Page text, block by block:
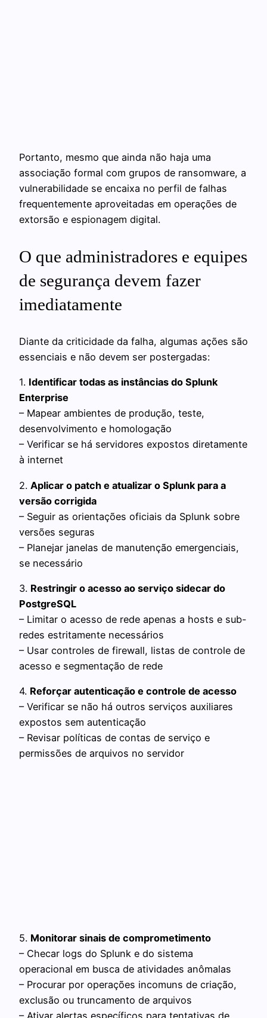
Portanto, mesmo que ainda não haja uma
associação formal com grupos de ransomware, a
vulnerabilidade se encaixa no perfil de falhas
frequentemente aproveitadas em operações de
extorsão e espionagem digital.
O que administradores e equipes
de segurança devem fazer
imediatamente
Diante da criticidade da falha, algumas ações são
essenciais e não devem ser postergadas:
1. Identificar todas as instâncias do Splunk
Enterprise
– Mapear ambientes de produção, teste,
desenvolvimento e homologação
– Verificar se há servidores expostos diretamente
à internet
2. Aplicar o patch e atualizar o Splunk para a
versão corrigida
– Seguir as orientações oficiais da Splunk sobre
versões seguras
– Planejar janelas de manutenção emergenciais,
se necessário
3. Restringir o acesso ao serviço sidecar do
PostgreSQL
– Limitar o acesso de rede apenas a hosts e sub-
redes estritamente necessários
– Usar controles de firewall, listas de controle de
acesso e segmentação de rede
4. Reforçar autenticação e controle de acesso
– Verificar se não há outros serviços auxiliares
expostos sem autenticação
– Revisar políticas de contas de serviço e
permissões de arquivos no servidor
5. Monitorar sinais de comprometimento
– Checar logs do Splunk e do sistema
operacional em busca de atividades anômalas
– Procurar por operações incomuns de criação,
exclusão ou truncamento de arquivos
– Ativar alertas específicos para tentativas de